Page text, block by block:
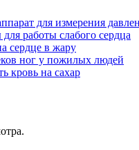
для измерения
работы слабого сердца
сердце в жару
ног у пожилых людей
кровь на сахар